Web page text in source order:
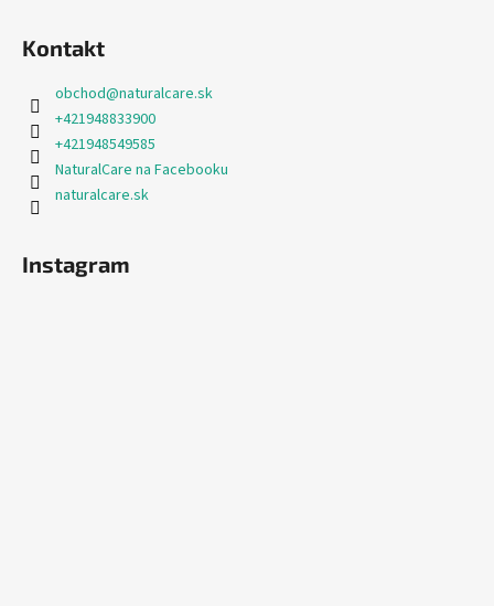
Kontakt
obchod@naturalcare.sk
+421948833900
+421948549585
NaturalCare na Facebooku
naturalcare.sk
Instagram